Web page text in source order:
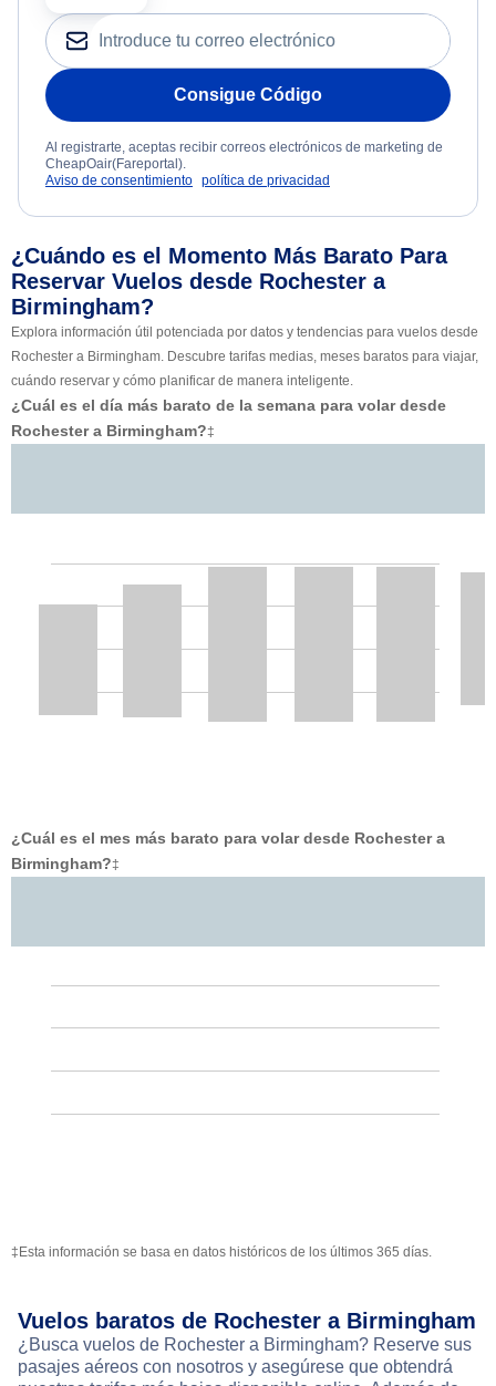
Consigue Código
Al registrarte, aceptas recibir correos electrónicos de marketing de
CheapOair(Fareportal).
Aviso de consentimiento política de privacidad
¿Cuándo es el Momento Más Barato Para
Reservar Vuelos desde Rochester a
Birmingham?
Explora información útil potenciada por datos y tendencias para vuelos desde
Rochester a Birmingham. Descubre tarifas medias, meses baratos para viajar,
cuándo reservar y cómo planificar de manera inteligente.
¿Cuál es el día más barato de la semana para volar desde
Rochester a Birmingham?‡
¿Cuál es el mes más barato para volar desde Rochester a
Birmingham?‡
‡Esta información se basa en datos históricos de los últimos 365 días.
Vuelos baratos de Rochester a Birmingham
¿Busca vuelos de Rochester a Birmingham? Reserve sus
pasajes aéreos con nosotros y asegúrese que obtendrá